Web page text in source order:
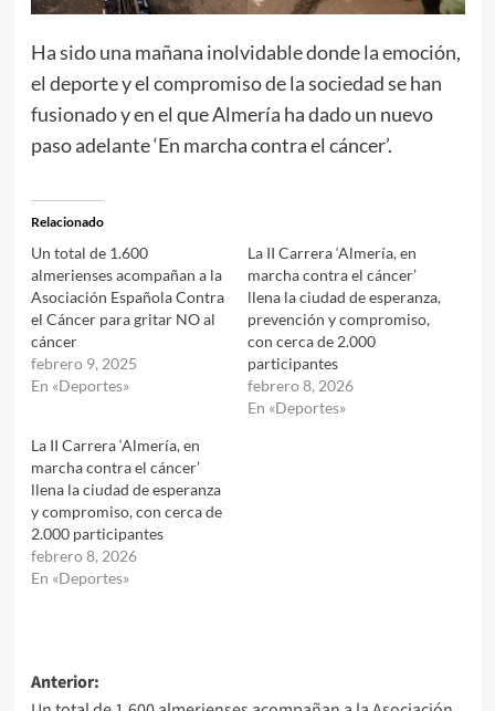
Ha sido una mañana inolvidable donde la emoción,
el deporte y el compromiso de la sociedad se han
fusionado y en el que Almería ha dado un nuevo
paso adelante ‘En marcha contra el cáncer’.
Relacionado
Un total de 1.600
almerienses acompañan a la
Asociación Española Contra
el Cáncer para gritar NO al
cáncer
febrero 9, 2025
En «Deportes»
La II Carrera ‘Almería, en
marcha contra el cáncer’
llena la ciudad de esperanza,
prevención y compromiso,
con cerca de 2.000
participantes
febrero 8, 2026
En «Deportes»
La II Carrera ‘Almería, en
marcha contra el cáncer’
llena la ciudad de esperanza
y compromiso, con cerca de
2.000 participantes
febrero 8, 2026
En «Deportes»
Navegación
Anterior: